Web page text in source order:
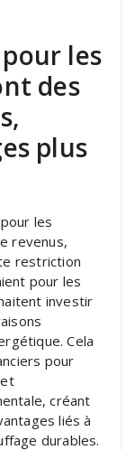
les
des
plus
les
revenus,
restriction
pour les
investir
Cela
pour
créant
liés à
durables.